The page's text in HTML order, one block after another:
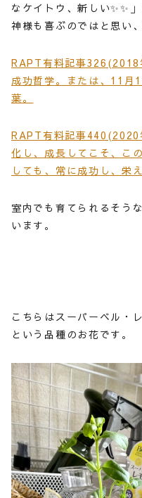
なケイトウ、新しい✨✨
神様も喜ぶのではと思い
RAPT有料記事326(2018
成功哲学。または、11月
葉。
RAPT有料記事440(2020
化し、成長してこそ、こ
しても、常に成功し、栄
室内でも育てられるそう
います。
こちらはスーパーベル・
という品種のお花です。